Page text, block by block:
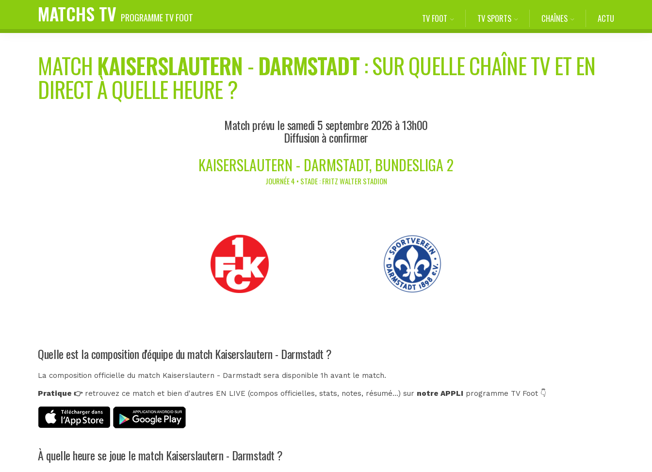
MATCHS TV PROGRAMME TV FOOT TV FOOT TV SPORTS CHAÎNES ACTU
MATCH KAISERSLAUTERN -DARMSTADT: SUR QUELLE CHAÎNE TV ET EN
DIRECT À QUELLE HEURE ?
Match prévu le samedi 5 septembre 2026 à 13h00
Diffusion à confirmer
KAISERSLAUTERN - DARMSTADT, BUNDESLIGA 2
JOURNÉE 4 • STADE : FRITZ WALTER STADION
Quelle est la composition d'équipe du match Kaiserslautern - Darmstadt ?
La composition officielle du match Kaiserslautern - Darmstadt sera disponible 1h avant le match.
Pratique 👉retrouvez ce match et bien d'autres EN LIVE (compos officielles, stats, notes, résumé...) sur notre APPLI programme TV Foot 👇
À quelle heure se joue le match Kaiserslautern - Darmstadt ?